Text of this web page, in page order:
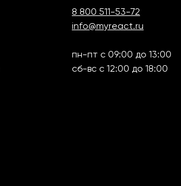
8 800 511-53-72
info@myreact.ru
пн-пт с 09:00 до 13:00
сб-вс с 12:00 до 18:00